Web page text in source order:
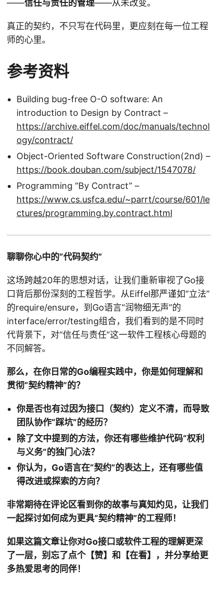
——信任与责任的管理——从未改变。
真正的契约，不只写在代码里，更应刻在每一位工程
师的心里。
参考资料
Building bug-free O-O software: An
introduction to Design by Contract –
https://archive.eiffel.com/doc/manuals/technol
ogy/contract/
Object-Oriented Software Construction(2nd) –
https://book.douban.com/subject/1547078/
Programming “By Contract” –
https://www.cs.usfca.edu/~parrt/course/601/le
ctures/programming.by.contract.html
聊聊你心中的“代码契约”
这场跨越20年的思想对话，让我们重新审视了Go接
口背后那份深刻的工程哲学。从Eiffel那严谨如“立法”
的require/ensure，到Go语言“润物细无声”的
interface/error/testing组合，我们看到的是不同时
代背景下，对“信任与责任”这一软件工程核心母题的
不同解答。
那么，在你日常的Go编程实践中，你是如何理解和
贯彻“契约精神”的？
你是否也有过因为接口（契约）定义不清，而导致
团队协作“踩坑”的经历？
除了文中提到的方法，你还有哪些维护代码“权利
与义务”的独门心法？
你认为，Go语言在“契约”的表达上，还有哪些值
得改进或探索的方向？
非常期待在评论区看到你的故事与真知灼见，让我们
一起探讨如何成为更具“契约精神”的工程师！
如果这篇文章让你对Go接口或软件工程的理解更深
了一层，别忘了点个【赞】和【在看】，并分享给更
多热爱思考的同伴！